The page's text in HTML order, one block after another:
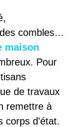
combles…
maison
Pour
de travaux
remettre à
corps d'état.